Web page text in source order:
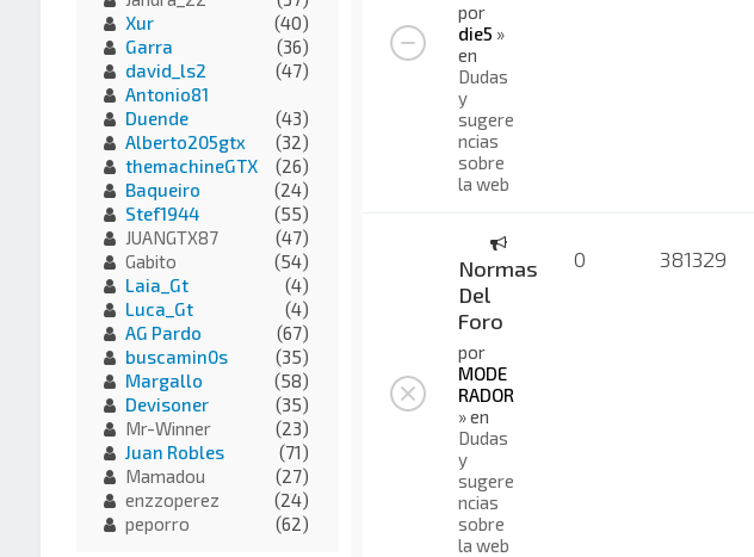
por
die5 »
en
Dudas
y
sugere
ncias
sobre
la web
Normas
Del
Foro
por
MODE
RADOR
» en
Dudas
y
sugere
ncias
sobre
la web
0 381329
Xur
(40)
Garra
(36)
david_ls2
(47)
Antonio81
Duende
(43)
Alberto205gtx
(32)
themachineGTX
(26)
Baqueiro
(24)
Stef1944
(55)
JUANGTX87
(47)
Gabito
(54)
Laia_Gt
(4)
Luca_Gt
(4)
AG Pardo
(67)
buscamin0s
(35)
Margallo
(58)
Devisoner
(35)
Mr-Winner
(23)
Juan Robles
(71)
Mamadou
(27)
enzzoperez
(24)
peporro
(62)